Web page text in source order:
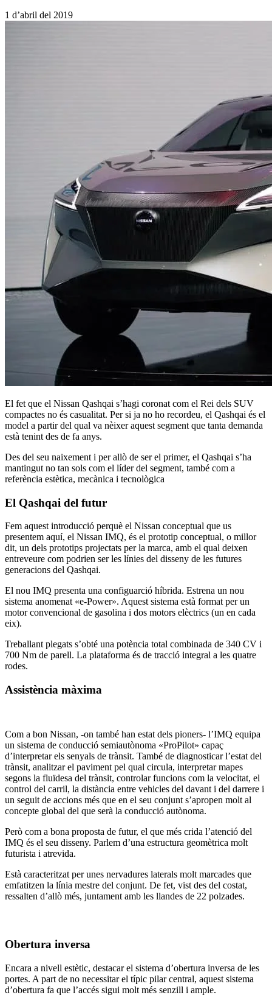
1 d’abril del 2019
El fet que el Nissan Qashqai s’hagi coronat com el Rei dels SUV
compactes no és casualitat. Per si ja no ho recordeu, el Qashqai és el
model a partir del qual va nèixer aquest segment que tanta demanda
està tenint des de fa anys.
Des del seu naixement i per allò de ser el primer, el Qashqai s’ha
mantingut no tan sols com el líder del segment, també com a
referència estètica, mecànica i tecnològica
El Qashqai del futur
Fem aquest introducció perquè el Nissan conceptual que us
presentem aquí, el Nissan IMQ, és el prototip conceptual, o millor
dit, un dels prototips projectats per la marca, amb el qual deixen
entreveure com podrien ser les línies del disseny de les futures
generacions del Qashqai.
El nou IMQ presenta una configuarció híbrida. Estrena un nou
sistema anomenat «e-Power». Aquest sistema està format per un
motor convencional de gasolina i dos motors elèctrics (un en cada
eix).
Treballant plegats s’obté una potència total combinada de 340 CV i
700 Nm de parell. La plataforma és de tracció integral a les quatre
rodes.
Assistència màxima
Com a bon Nissan, -on també han estat dels pioners- l’IMQ equipa
un sistema de conducció semiautònoma «ProPilot» capaç
d’interpretar els senyals de trànsit. També de diagnosticar l’estat del
trànsit, analitzar el paviment pel qual circula, interpretar mapes
segons la fluïdesa del trànsit, controlar funcions com la velocitat, el
control del carril, la distància entre vehicles del davant i del darrere i
un seguit de accions més que en el seu conjunt s’apropen molt al
concepte global del que serà la conducció autònoma.
Però com a bona proposta de futur, el que més crida l’atenció del
IMQ és el seu disseny. Parlem d’una estructura geomètrica molt
futurista i atrevida.
Està caracteritzat per unes nervadures laterals molt marcades que
emfatitzen la línia mestre del conjunt. De fet, vist des del costat,
ressalten d’allò més, juntament amb les llandes de 22 polzades.
Obertura inversa
Encara a nivell estètic, destacar el sistema d’obertura inversa de les
portes. A part de no necessitar el típic pilar central, aquest sistema
d’obertura fa que l’accés sigui molt més senzill i ample.